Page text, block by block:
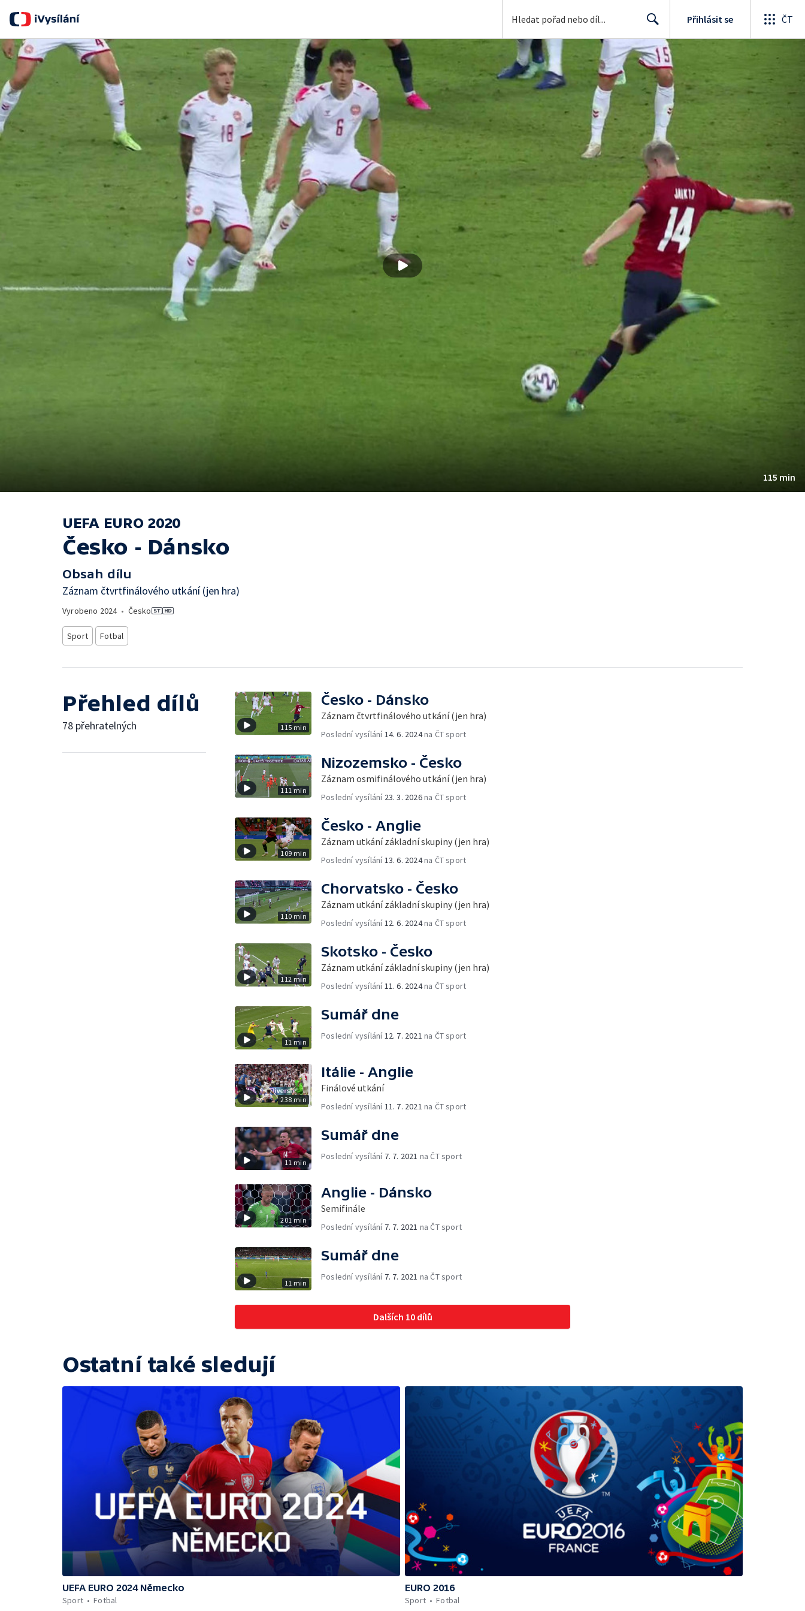
Přihlásit se ČT
115 min
UEFA EURO 2020
Česko - Dánsko
Obsah dílu
Záznam čtvrtfinálového utkání (jen hra)
Vyrobeno 2024• Česko
Sport Fotbal
Přehled dílů
78 přehratelných 115 min
Česko - Dánsko
Záznam čtvrtfinálového utkání (jen hra)
Poslední vysílání14. 6. 2024na ČT sport
111 min
Nizozemsko - Česko
Záznam osmifinálového utkání (jen hra)
Poslední vysílání 23. 3. 2026na ČT sport
109 min
Česko - Anglie
Záznam utkání základní skupiny (jen hra)
Poslední vysílání13. 6. 2024na ČT sport
110 min
Chorvatsko - Česko
Záznam utkání základní skupiny (jen hra)
Poslední vysílání12. 6. 2024na ČT sport
112 min
Skotsko - Česko
Záznam utkání základní skupiny (jen hra)
Poslední vysílání11. 6. 2024na ČT sport
11 min
Sumář dne
Poslední vysílání12. 7. 2021 na ČT sport
238 min
Itálie - Anglie
Finálové utkání
Poslední vysílání11. 7. 2021 na ČT sport
11 min
Sumář dne
Poslední vysílání 7. 7. 2021 na ČT sport
201 min
Anglie - Dánsko
Semifinále
Poslední vysílání 7. 7. 2021 na ČT sport
11 min
Sumář dne
Poslední vysílání 7. 7. 2021 na ČT sport
Dalších 10 dílů
Ostatní také sledují
UEFA EURO 2024 Německo
Sport
Fotbal
EURO 2016
Sport
Fotbal